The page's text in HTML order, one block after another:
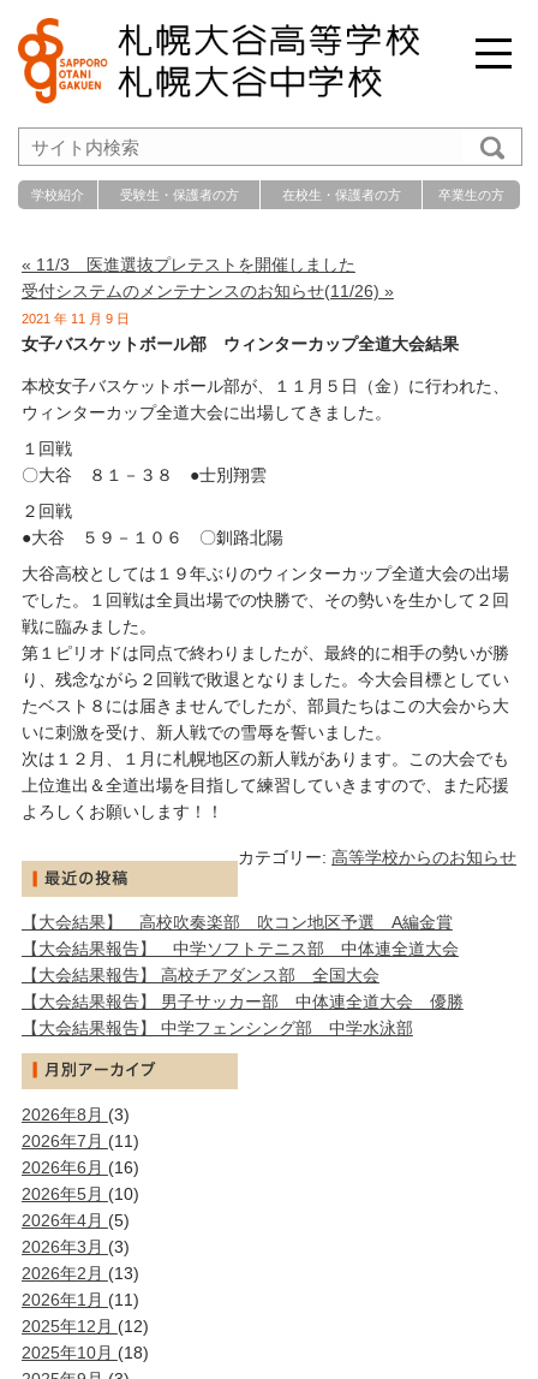
学校紹介 受験生・保護者の方 在校生・保護者の方 卒業生の方
« 11/3 医進選抜プレテストを開催しました
受付システムのメンテナンスのお知らせ(11/26) »
2021 年 11 月 9 日
女子バスケットボール部 ウィンターカップ全道大会結果
本校女子バスケットボール部が、１１月５日（金）に行われた、
ウィンターカップ全道大会に出場してきました。
１回戦
〇大谷 ８１－３８ ●士別翔雲
２回戦
●大谷 ５９－１０６ 〇釧路北陽
大谷高校としては１９年ぶりのウィンターカップ全道大会の出場
でした。１回戦は全員出場での快勝で、その勢いを生かして２回
戦に臨みました。
第１ピリオドは同点で終わりましたが、最終的に相手の勢いが勝
り、残念ながら２回戦で敗退となりました。今大会目標としてい
たベスト８には届きませんでしたが、部員たちはこの大会から大
いに刺激を受け、新人戦での雪辱を誓いました。
次は１２月、１月に札幌地区の新人戦があります。この大会でも
上位進出＆全道出場を目指して練習していきますので、また応援
よろしくお願いします！！
カテゴリー:高等学校からのお知らせ
【大会結果】 高校吹奏楽部 吹コン地区予選 A編金賞
【大会結果報告】 中学ソフトテニス部 中体連全道大会
【大会結果報告】 高校チアダンス部 全国大会
【大会結果報告】 男子サッカー部 中体連全道大会 優勝
【大会結果報告】 中学フェンシング部 中学水泳部
2026年8月 (3)
2026年7月 (11)
2026年6月 (16)
2026年5月 (10)
2026年4月 (5)
2026年3月 (3)
2026年2月 (13)
2026年1月 (11)
2025年12月 (12)
2025年10月 (18)